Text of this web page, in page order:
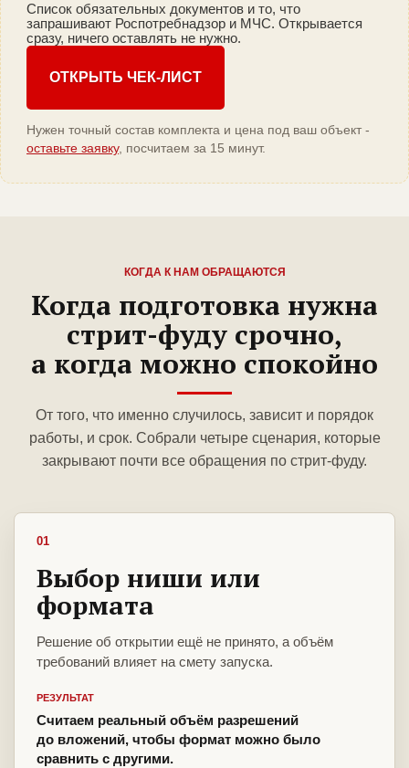
Список обязательных документов и то, что
запрашивают Роспотребнадзор и МЧС. Открывается
сразу, ничего оставлять не нужно.
ОТКРЫТЬ ЧЕК-ЛИСТ
Нужен точный состав комплекта и цена под ваш объект -
оставьте заявку, посчитаем за 15 минут.
КОГДА К НАМ ОБРАЩАЮТСЯ
Когда подготовка нужна
стрит-фуду срочно,
а когда можно спокойно
От того, что именно случилось, зависит и порядок
работы, и срок. Собрали четыре сценария, которые
закрывают почти все обращения по стрит-фуду.
01
Выбор ниши или
формата
Решение об открытии ещё не принято, а объём
требований влияет на смету запуска.
РЕЗУЛЬТАТ
Считаем реальный объём разрешений
до вложений, чтобы формат можно было
сравнить с другими.